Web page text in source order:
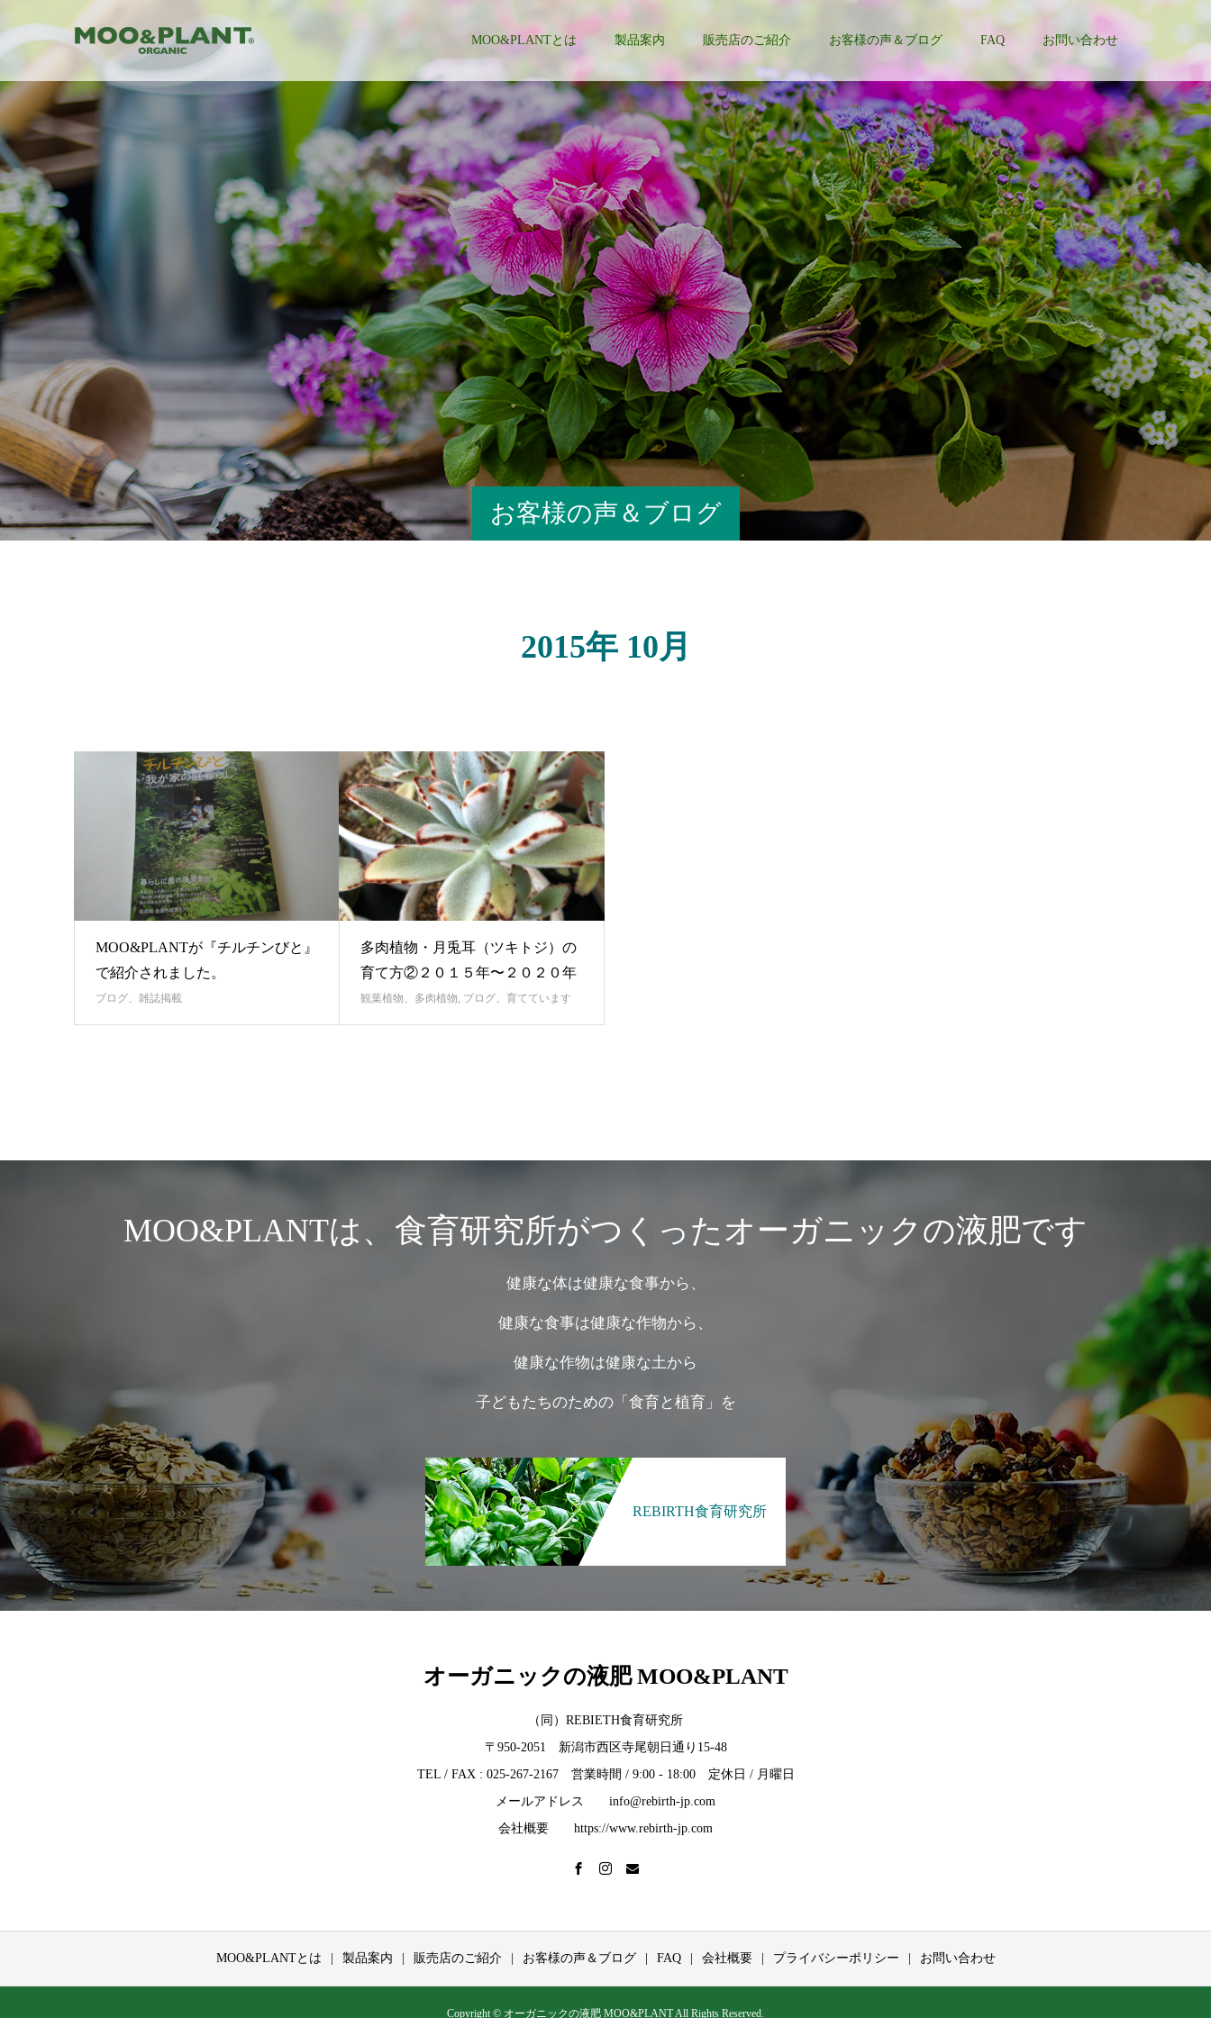
MOO&PLANTとは 製品案内 販売店のご紹介 お客様の声＆ブログ FAQ お問い合わせ
お客様の声＆ブログ
2015年 10月
MOO&PLANTが『チルチンびと』
で紹介されました。
ブログ、雑誌掲載
多肉植物・月兎耳（ツキトジ）の
育て方②２０１５年〜２０２０年
観葉植物、多肉植物, ブログ、育てています
MOO&PLANTは、食育研究所がつくったオーガニックの液肥です
健康な体は健康な食事から、
健康な食事は健康な作物から、
健康な作物は健康な土から
子どもたちのための「食育と植育」を
REBIRTH食育研究所
オーガニックの液肥 MOO&PLANT
（同）REBIETH食育研究所
〒950-2051 新潟市西区寺尾朝日通り15-48
TEL / FAX : 025-267-2167 営業時間 / 9:00 - 18:00 定休日 / 月曜日
メールアドレス info@rebirth-jp.com
会社概要 https://www.rebirth-jp.com
MOO&PLANTとは 製品案内 販売店のご紹介 お客様の声＆ブログ FAQ 会社概要 プライバシーポリシー お問い合わせ
Copyright © オーガニックの液肥 MOO&PLANT All Rights Reserved.